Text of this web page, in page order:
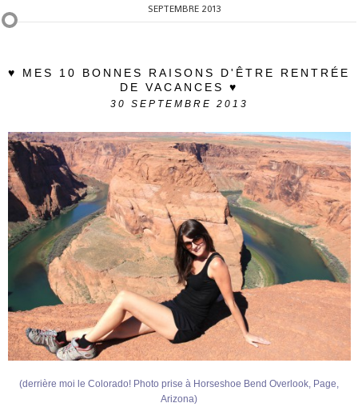
SEPTEMBRE 2013
♥ MES 10 BONNES RAISONS D'ÊTRE RENTRÉE
DE VACANCES ♥
30 SEPTEMBRE 2013
(derrière moi le Colorado! Photo prise à Horseshoe Bend Overlook, Page,
Arizona)